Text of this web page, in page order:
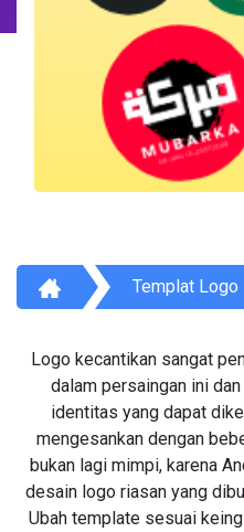
Templat Logo
Logo kecantikan sangat
dalam persaingan ini
identitas yang dapat
mengesankan dengan
bukan lagi mimpi, karena
desain logo riasan yang
Ubah template sesuai